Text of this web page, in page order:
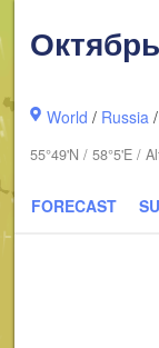
World / Russia /
55°49'N / 58°5'E /
FORECAST